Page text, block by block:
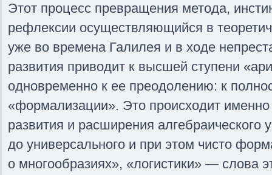
Этот процесс превращения метода,
рефлексии осуществляющийся в
уже во времена Галилея и в ходе
развития приводит к высшей ступени
одновременно к ее преодолению: к
«формализации». Это происходит именно
развития и расширения алгебраического
до универсального и при этом чисто
о многообразиях», «логистики» — слова